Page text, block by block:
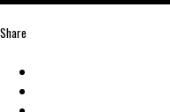
Share